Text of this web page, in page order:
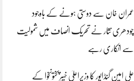
عمران خان سے دوستی ہونے کے باوجود
چودھری نثار نے تحریک انصاف میں شمولیت
سے انکاری رہے
علی امین گنڈاپور کا وزیراعلیٰ خیبرپختونخوا کے